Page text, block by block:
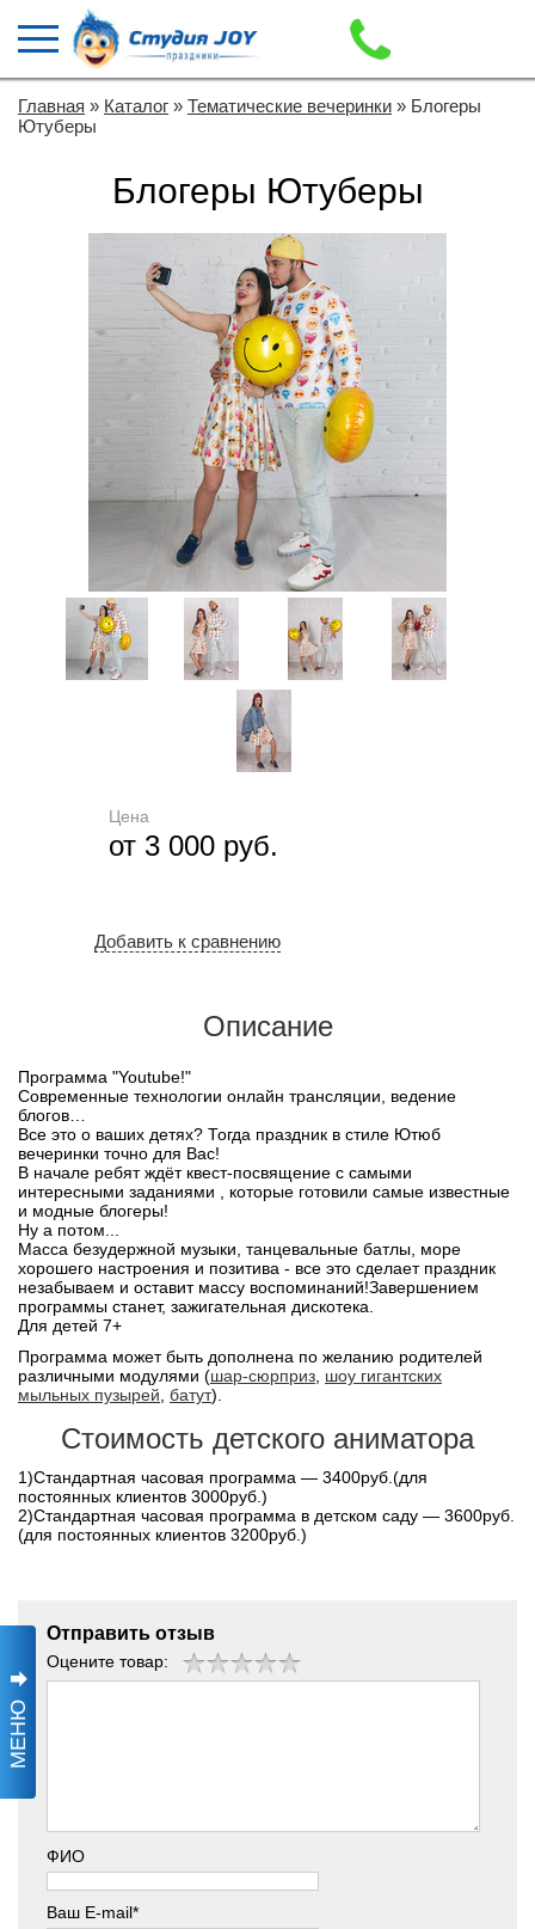
Главная » Каталог » Тематические вечеринки » Блогеры
Ютуберы
Блогеры Ютуберы
Цена
от 3 000 руб.
Добавить к сравнению
Описание
Программа "Youtube!"
Современные технологии онлайн трансляции, ведение
блогов…
Все это о ваших детях? Тогда праздник в стиле Ютюб
вечеринки точно для Вас!
В начале ребят ждёт квест-посвящение с самыми
интересными заданиями , которые готовили самые известные
и модные блогеры!
Ну а потом...
Масса безудержной музыки, танцевальные батлы, море
хорошего настроения и позитива - все это сделает праздник
незабываем и оставит массу воспоминаний!Завершением
программы станет, зажигательная дискотека.
Для детей 7+
Программа может быть дополнена по желанию родителей
различными модулями (шар-сюрприз шоу гигантских
мыльных пузырей батут).
Стоимость детского аниматора
1)Стандартная часовая программа — 3400руб.(для
постоянных клиентов 3000руб.)
2)Cтандартная часовая программа в детском саду — 3600руб.
(для постоянных клиентов 3200руб.)
Отправить отзыв
Оцените товар:
ФИО
Ваш E-mail*
МЕНЮ